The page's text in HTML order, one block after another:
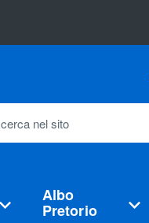
cerca nel sito
Albo
Pretorio